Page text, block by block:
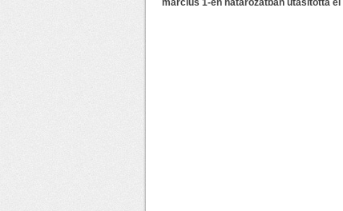
március 1-én határozatban utasította